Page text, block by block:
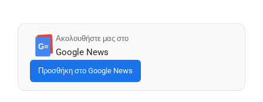
G≡
Ακολουθήστε μας στο
Google News
Προσθήκη στο Google News